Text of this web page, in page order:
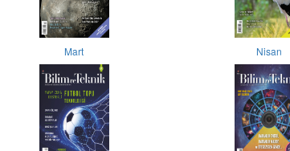
Mart Nisan